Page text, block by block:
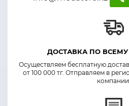
ДОСТАВКА ПО ВСЕМУ
Осуществляем бесплатную
от 100 000 тг. Отправляем в